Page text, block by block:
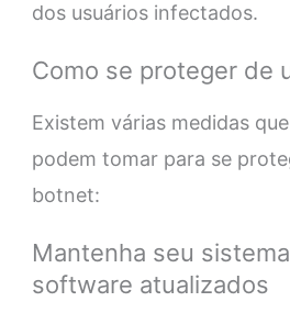
dos usuários infectados.
Como se proteger de
Existem várias medidas
podem tomar para se
botnet:
Mantenha seu
software atualizados